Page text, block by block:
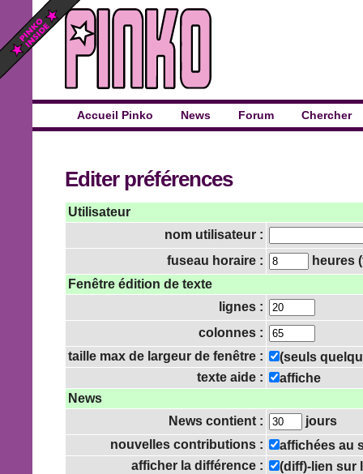
Accueil Pinko News Forum Chercher
Editer préférences
Utilisateur
nom utilisateur :
fuseau horaire :
heures
Fenêtre édition de texte
lignes :
colonnes :
taille max de largeur de fenêtre :
(seuls
texte aide :
affiche
News
News contient :
jours
nouvelles contributions :
affichées au
afficher la différence :
(diff)-lien sur